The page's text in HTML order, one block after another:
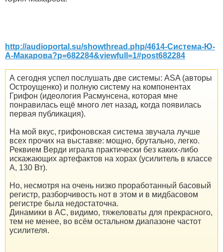
http://audioportal.su/showthread.php/4614-Система-Ю-
А-Макарова?p=682284&viewfull=1#post682284
А сегодня успел послушать две системы: ASA (авторы
Остроущенко) и полную систему на компонентах
Грифон (идеология Расмунсена, которая мне
понравилась ещё много лет назад, когда появилась
первая публикация).
На мой вкус, грифоновская система звучала лучше
всех прочих на выставке: мощно, брутально, легко.
Реквием Верди играла практически без каких-либо
искажающих артефактов на хорах (усилитель в классе
А, 130 Вт).
Но, несмотря на очень низко проработанный басовый
регистр, разборчивость нот в этом и в мидбасовом
регистре была недостаточна.
Динамики в АС, видимо, тяжеловаты для прекрасного,
тем не менее, во всём остальном диапазоне частот
усилителя.